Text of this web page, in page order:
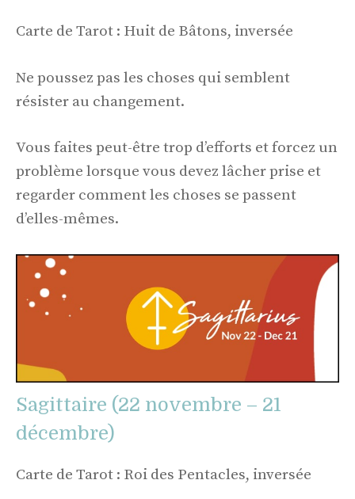
Carte de Tarot : Huit de Bâtons, inversée
Ne poussez pas les choses qui semblent
résister au changement.
Vous faites peut-être trop d’efforts et forcez un
problème lorsque vous devez lâcher prise et
regarder comment les choses se passent
d’elles-mêmes.
Sagittaire (22 novembre – 21
décembre)
Carte de Tarot : Roi des Pentacles, inversée